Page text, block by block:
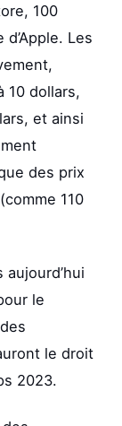
100
Les
10 dollars,
et ainsi
des prix
110
le
le droit
2023.